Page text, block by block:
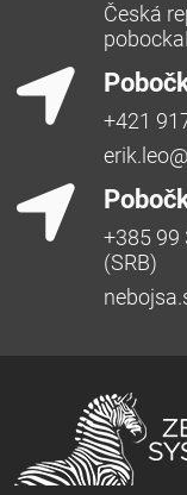
Česká
+421
+385 99
(SRB)